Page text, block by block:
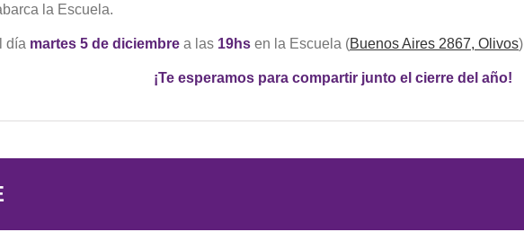
la Escuela.
día martes 5 de diciembre a las 19hs en la Escuela (Buenos Aires 2867, Olivos)
¡Te esperamos para compartir junto el cierre del año!